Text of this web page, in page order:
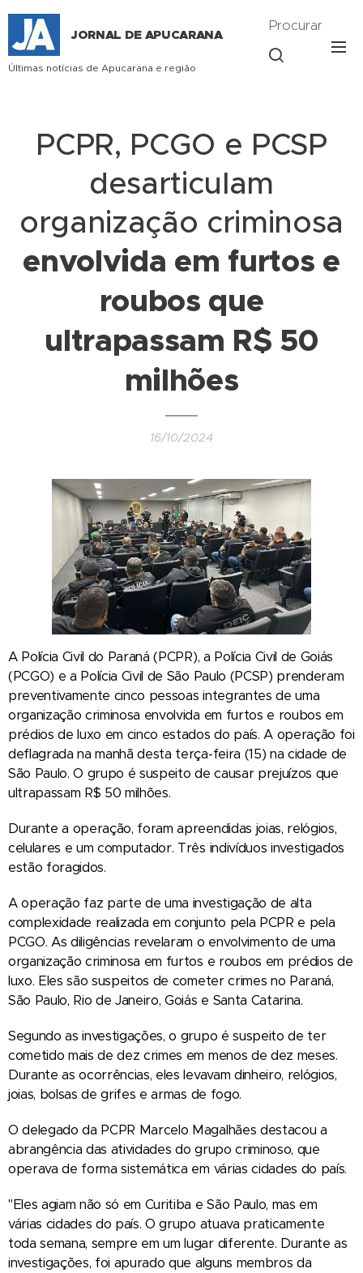
JORNAL DE APUCARANA
Últimas notícias de Apucarana e região
Procurar
PCPR, PCGO e PCSP
desarticulam
organização criminosa
envolvida em furtos e
roubos que
ultrapassam R$ 50
milhões
16/10/2024
A Polícia Civil do Paraná (PCPR), a Polícia Civil de Goiás
(PCGO) e a Polícia Civil de São Paulo (PCSP) prenderam
preventivamente cinco pessoas integrantes de uma
organização criminosa envolvida em furtos e roubos em
prédios de luxo em cinco estados do país. A operação foi
deflagrada na manhã desta terça-feira (15) na cidade de
São Paulo. O grupo é suspeito de causar prejuízos que
ultrapassam R$ 50 milhões.
Durante a operação, foram apreendidas joias, relógios,
celulares e um computador. Três indivíduos investigados
estão foragidos.
A operação faz parte de uma investigação de alta
complexidade realizada em conjunto pela PCPR e pela
PCGO. As diligências revelaram o envolvimento de uma
organização criminosa em furtos e roubos em prédios de
luxo. Eles são suspeitos de cometer crimes no Paraná,
São Paulo, Rio de Janeiro, Goiás e Santa Catarina.
Segundo as investigações, o grupo é suspeito de ter
cometido mais de dez crimes em menos de dez meses.
Durante as ocorrências, eles levavam dinheiro, relógios,
joias, bolsas de grifes e armas de fogo.
O delegado da PCPR Marcelo Magalhães destacou a
abrangência das atividades do grupo criminoso, que
operava de forma sistemática em várias cidades do país.
"Eles agiam não só em Curitiba e São Paulo, mas em
várias cidades do país. O grupo atuava praticamente
toda semana, sempre em um lugar diferente. Durante as
investigações, foi apurado que alguns membros da